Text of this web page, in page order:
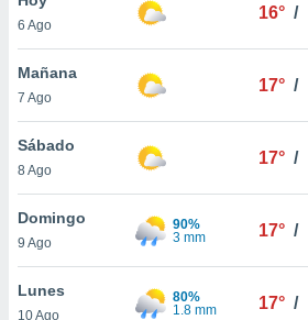
en
más
nuestra
de
6 Ago
16° /
Mañana
7 Ago
17° /
Sábado
8 Ago
17° /
Domingo
9 Ago
90%
3 mm
17° /
Lunes
10 Ago
80%
1.8 mm
17° /